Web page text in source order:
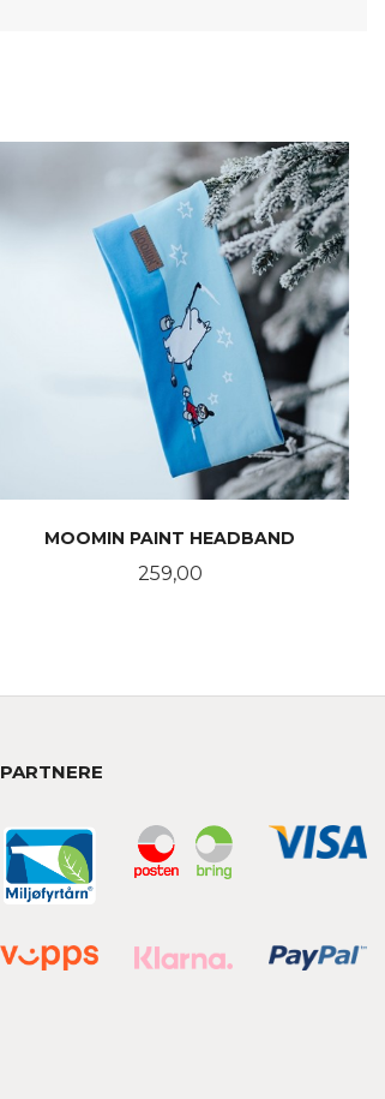
MOOMIN PAINT HEADBAND
Pris
259,00
PARTNERE